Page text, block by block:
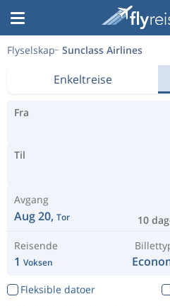
Flyselskap Sunclass Airlines
Enkeltreise
Fra
Til
Avgang
Aug 20, Tor 10
Reisende
1 Voksen
Fleksible datoer